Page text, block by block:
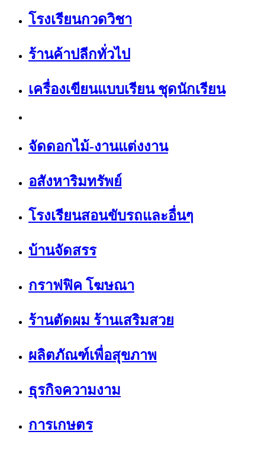
โรงเรียนกวดวิชา
ร้านค้าปลีกทั่วไป
เครื่องเขียนแบบเรียน ชุดนักเรียน
จัดดอกไม้-งานแต่งงาน
อสังหาริมทรัพย์
โรงเรียนสอนขับรถและอื่นๆ
บ้านจัดสรร
กราฟฟิค โฆษณา
ร้านตัดผม ร้านเสริมสวย
ผลิตภัณฑ์เพื่อสุขภาพ
ธุรกิจความงาม
การเกษตร